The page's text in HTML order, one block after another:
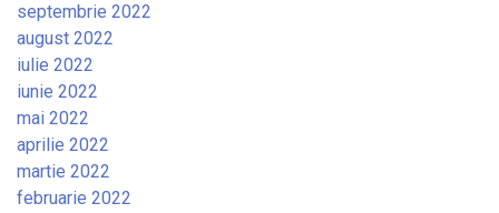
septembrie 2022
august 2022
iulie 2022
iunie 2022
mai 2022
aprilie 2022
martie 2022
februarie 2022